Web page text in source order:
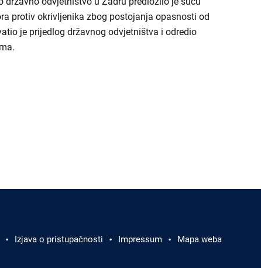
protiv okrivljenika zbog postojanja opasnosti od
je prijedlog državnog odvjetništva i odredio
Izjava o pristupačnosti Impressum Mapa weba